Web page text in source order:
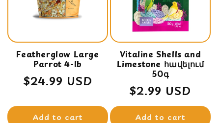
i
o
n
:
Featherglow Large
Parrot 4-lb
Regular
$24.99 USD
Add to cart
Vitaline Shells and
Limestone հավելում
50գ
Regular
price
$2.99 USD
Add to cart